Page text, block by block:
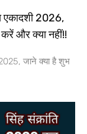
2026,
करें और क्या नहीं!!
जाने क्या है शुभ